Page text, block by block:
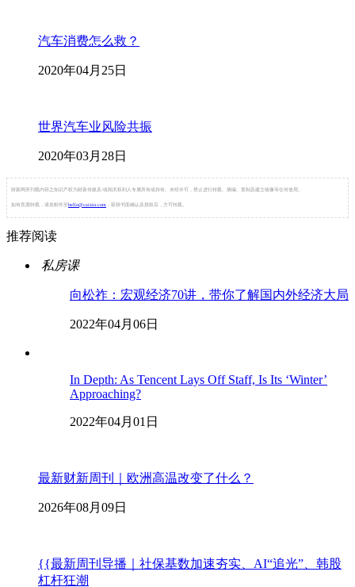
汽车消费怎么救？
2020年04月25日
世界汽车业风险共振
2020年03月28日
财新网所刊载内容之知识产权为财新传媒及/或相关权利人专属所有或持有。未经许可，禁止进行转载、摘编、复制及建立镜像等任何使用。
如有意愿转载，请发邮件至 hello@caixin.com ，获得书面确认及授权后，方可转载。
推荐阅读
私房课
向松祚：宏观经济70讲，带你了解国内外经济大局
2022年04月06日
In Depth: As Tencent Lays Off Staff, Is Its ‘Winter’
Approaching?
2022年04月01日
最新财新周刊｜欧洲高温改变了什么？
2026年08月09日
{{最新周刊导播｜社保基数加速夯实、AI“追光”、韩股
杠杆狂潮